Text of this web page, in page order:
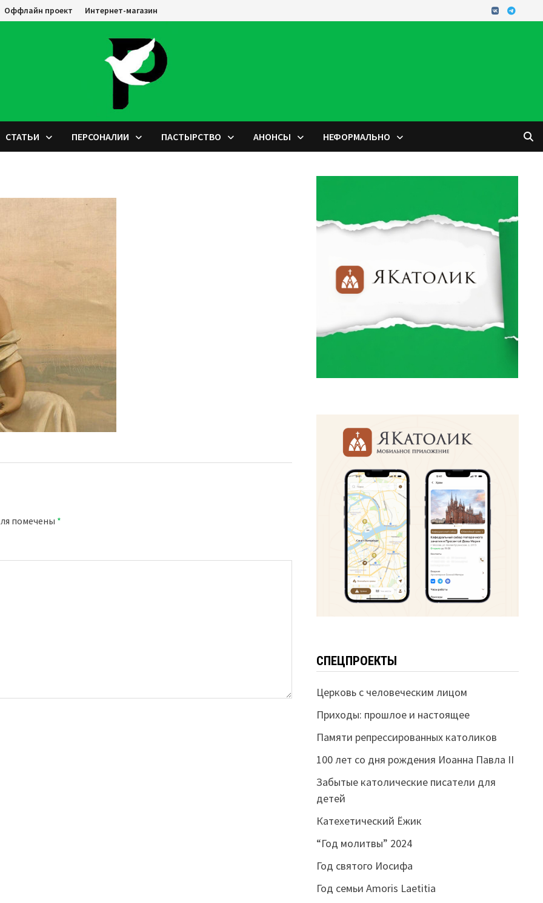
Оффлайн проект Интернет-магазин
СТАТЬИ ПЕРСОНАЛИИ ПАСТЫРСТВО АНОНСЫ НЕФОРМАЛЬНО
помечены *
СПЕЦПРОЕКТЫ
Церковь с человеческим лицом
Приходы: прошлое и настоящее
Памяти репрессированных католиков
100 лет со дня рождения Иоанна Павла II
Забытые католические писатели для
детей
Катехетический Ёжик
“Год молитвы” 2024
Год святого Иосифа
Год семьи Amoris Laetitia